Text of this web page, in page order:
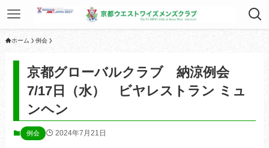
ホーム 例会
京都グローバルクラブ 納涼例会
7/17日（水） ビヤレストラン ミュ
ンヘン
例会 2024年7月21日